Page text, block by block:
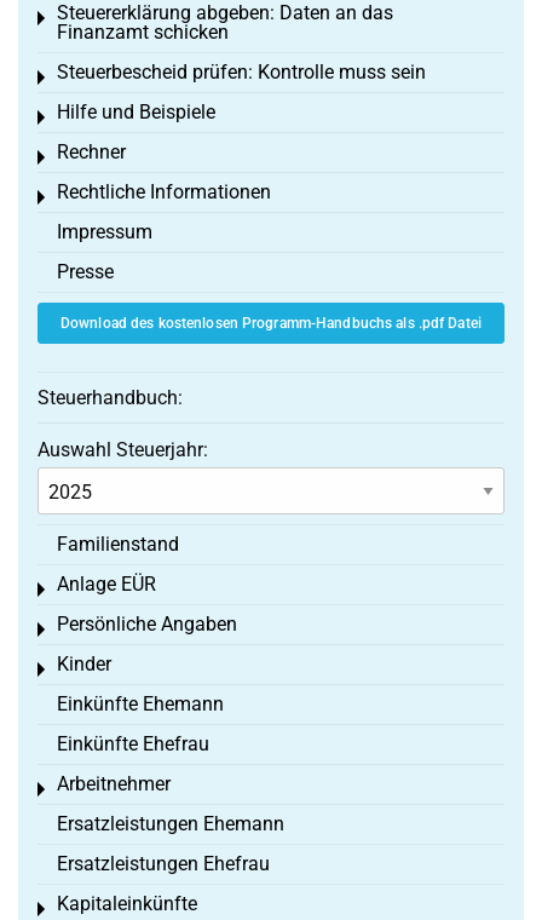
Steuererklärung abgeben: Daten an das
Finanzamt schicken
Toggle menu
Steuerbescheid prüfen: Kontrolle muss sein
Toggle menu
Hilfe und Beispiele
Toggle menu
Rechner
Toggle menu
Rechtliche Informationen
Toggle menu
Impressum
Presse
Download des kostenlosen Programm-Handbuchs als .pdf Datei
Steuerhandbuch:
Auswahl Steuerjahr:
Familienstand
Anlage EÜR
Toggle menu
Persönliche Angaben
Toggle menu
Kinder
Toggle menu
Einkünfte Ehemann
Einkünfte Ehefrau
Arbeitnehmer
Toggle menu
Ersatzleistungen Ehemann
Ersatzleistungen Ehefrau
Kapitaleinkünfte
Toggle menu